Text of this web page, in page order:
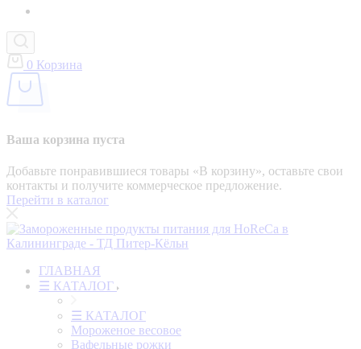
0 Корзина
Ваша корзина пуста
Добавьте понравившиеся товары «‎В корзину»‎, оставьте свои
контакты и получите коммерческое предложение.
Перейти в каталог
ГЛАВНАЯ
☰ КАТАЛОГ
☰ КАТАЛОГ
Мороженое весовое
Вафельные рожки